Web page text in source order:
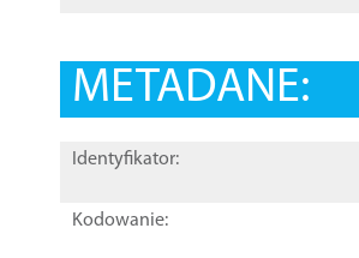
METADANE:
Identyfikator:
Kodowanie: